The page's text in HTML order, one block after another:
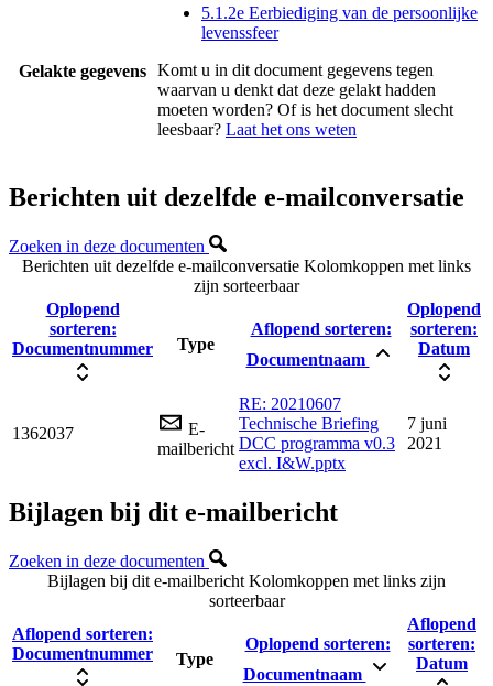
Gelakte gegevens
5.1.2e Eerbiediging van de persoonlijke
levenssfeer
Komt u in dit document gegevens tegen
waarvan u denkt dat deze gelakt hadden
moeten worden? Of is het document slecht
leesbaar? Laat het ons weten
Berichten uit dezelfde e-mailconversatie
Zoeken in deze documenten
Berichten uit dezelfde e-mailconversatie Kolomkoppen met links
zijn sorteerbaar
Oplopend
sorteren:
Documentnummer
Type
Aflopend sorteren:
Documentnaam
Oplopend
sorteren:
Datum
1362037
E-
mailbericht
RE: 20210607
Technische Briefing
DCC programma v0.3
excl. I&W.pptx
7 juni
2021
Bijlagen bij dit e-mailbericht
Zoeken in deze documenten
Bijlagen bij dit e-mailbericht Kolomkoppen met links zijn
sorteerbaar
Aflopend sorteren:
Documentnummer
Type
Oplopend sorteren:
Documentnaam
Aflopend
sorteren:
Datum